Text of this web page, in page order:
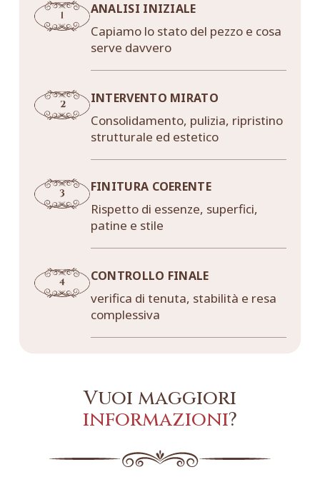
ANALISI INIZIALE
Capiamo lo stato del pezzo e cosa
serve davvero
INTERVENTO MIRATO
Consolidamento, pulizia, ripristino
strutturale ed estetico
FINITURA COERENTE
Rispetto di essenze, superfici,
patine e stile
CONTROLLO FINALE
verifica di tenuta, stabilità e resa
complessiva
Vuoi maggiori
informazioni?